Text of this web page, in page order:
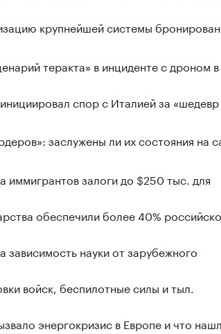
крупнейшей системы
теракта» в инциденте с дроном в
спор с Италией за
заслужены ли их состояния на
залоги до $250 тыс. для
обеспечили более 40%
зависимость науки от зарубежного
войск, беспилотные силы и тыл.
энергокризис в Европе и что